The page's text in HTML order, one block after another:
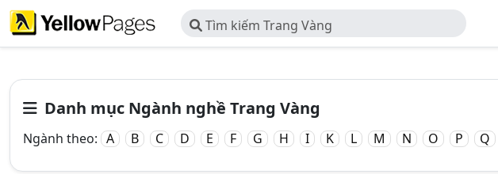
Tìm kiếm Trang Vàng
Danh mục Ngành nghề Trang Vàng
Ngành theo: A B C D E F G H I K L M N O P Q